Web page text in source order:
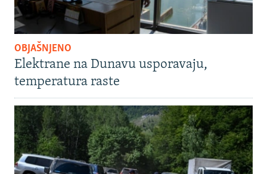
OBJAŠNJENO
Elektrane na Dunavu usporavaju,
temperatura raste